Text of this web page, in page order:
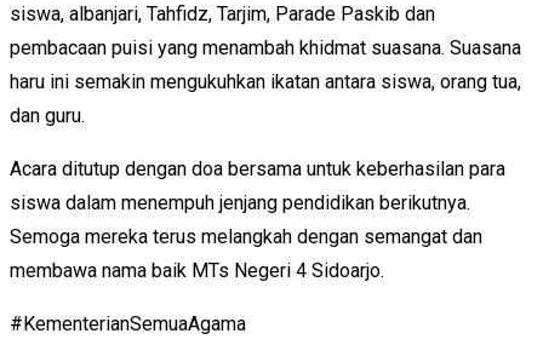
siswa, albanjari, Tahfidz, Tarjim, Parade Paskib dan
pembacaan puisi yang menambah khidmat suasana. Suasana
haru ini semakin mengukuhkan ikatan antara siswa, orang tua,
dan guru.
Acara ditutup dengan doa bersama untuk keberhasilan para
siswa dalam menempuh jenjang pendidikan berikutnya.
Semoga mereka terus melangkah dengan semangat dan
membawa nama baik MTs Negeri 4 Sidoarjo.
#KementerianSemuaAgama